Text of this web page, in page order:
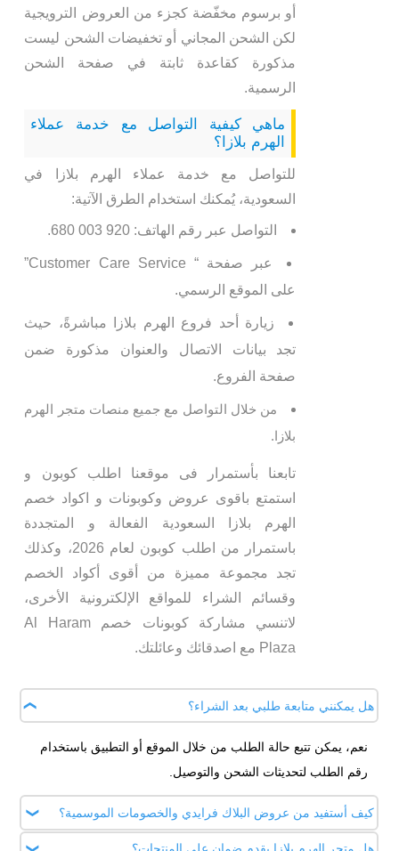
أو برسوم مخفّضة كجزء من العروض الترويجية
لكن الشحن المجاني أو تخفيضات الشحن ليست
مذكورة كقاعدة ثابتة في صفحة الشحن
الرسمية.
ماهي كيفية التواصل مع خدمة عملاء
الهرم بلازا؟
للتواصل مع خدمة عملاء الهرم بلازا في
السعودية، يُمكنك استخدام الطرق الآتية:
التواصل عبر رقم الهاتف: 920 003 680.
عبر صفحة “ Customer Care Service”
على الموقع الرسمي.
زيارة أحد فروع الهرم بلازا مباشرةً، حيث
تجد بيانات الاتصال والعنوان مذكورة ضمن
صفحة الفروع.
من خلال التواصل مع جميع منصات متجر الهرم
بلازا.
تابعنا بأستمرار فى موقعنا اطلب كوبون و
استمتع باقوى عروض وكوبونات و اكواد خصم
الهرم بلازا السعودية الفعالة و المتجددة
باستمرار من اطلب كوبون لعام 2026، وكذلك
تجد مجموعة مميزة من أقوى أكواد الخصم
وقسائم الشراء للمواقع الإلكترونية الأخرى،
لاتنسي مشاركة كوبونات خصم Al Haram
Plaza مع اصدقائك وعائلتك.
هل يمكنني متابعة طلبي بعد الشراء؟
نعم، يمكن تتبع حالة الطلب من خلال الموقع أو التطبيق باستخدام
رقم الطلب لتحديثات الشحن والتوصيل.
كيف أستفيد من عروض البلاك فرايدي والخصومات الموسمية؟